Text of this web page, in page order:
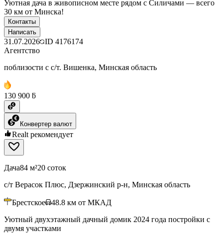
Уютная дача в живописном месте рядом с Силичами — всего
30 км от Минска!
Контакты
Написать
31.07.2026 ID 4176174
Агентство
поблизости с с/т. Вишенка, Минская область
130 900 ƃ
Конвертер валют
Realt рекомендует
Дача84 м²20 соток
с/т Верасок Плюс, Дзержинский р-н, Минская область
Брестское 48.8 км от МКАД
Уютный двухэтажный дачный домик 2024 года постройки с
двумя участками